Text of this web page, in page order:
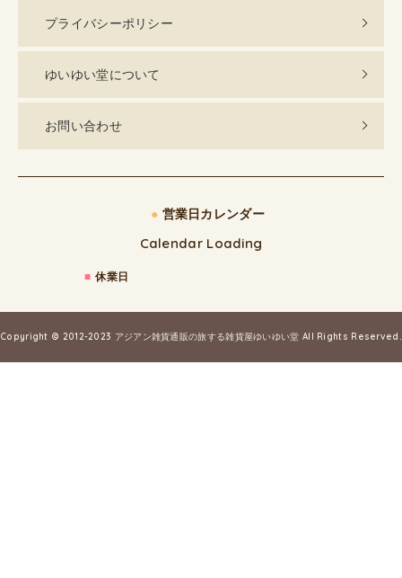
プライバシーポリシー
ゆいゆい堂について
お問い合わせ
● 営業日カレンダー
Calendar Loading
■ 休業日
Copyright © 2012-2023 アジアン雑貨通販の旅する雑貨屋ゆいゆい堂 All Rights Reserved.